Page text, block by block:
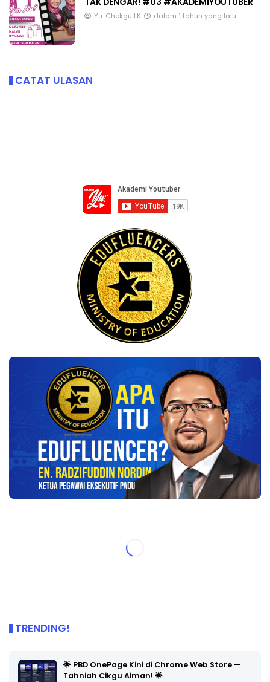
Yu. Chekgu LK dalam 1 tahun yang lalu
CATAT ULASAN
TRENDING!
🌟 PBD OnePage Kini di Chrome Web Store —
Tahniah Cikgu Aiman! 🌟